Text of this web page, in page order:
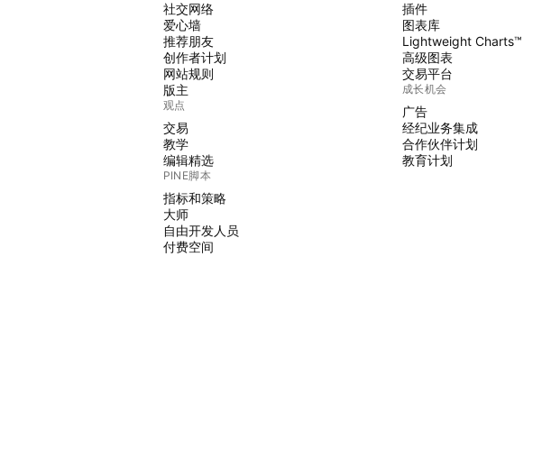
社交网络
爱心墙
推荐朋友
创作者计划
网站规则
版主
观点
交易
教学
编辑精选
PINE脚本
指标和策略
大师
自由开发人员
付费空间
插件
图表库
Lightweight Charts™
高级图表
交易平台
成长机会
广告
经纪业务集成
合作伙伴计划
教育计划